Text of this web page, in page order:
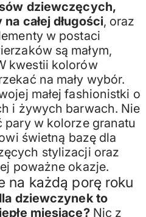
dziewczęcych,
całej długości, oraz
w postaci
są małym,
kwestii kolorów
na mały wybór.
małej fashionistki o
i żywych barwach. Nie
w kolorze granatu
świetną bazę dla
stylizacji oraz
poważne okazje.
na każdą porę roku
dziewczynek to
miesiące?Nic z